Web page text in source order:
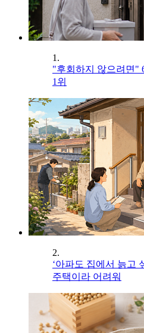
1.
"후회하지 않으려면"
1위
2.
‘아파도 집에서 늙고
주택이라 어려워